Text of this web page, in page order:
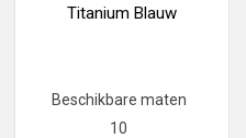
Titanium Blauw
Beschikbare maten
10